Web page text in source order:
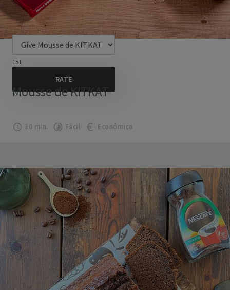
151
Mousse de KITKAT
30 min. Fácil Económico